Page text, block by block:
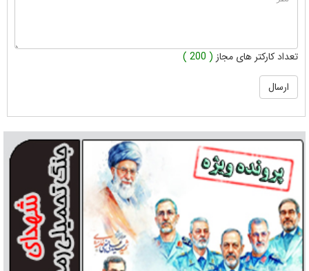
تعداد کارکتر های مجاز ( 200 )